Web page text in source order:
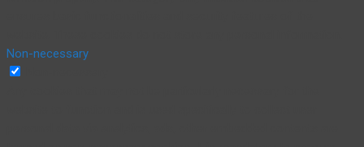
Non-necessary